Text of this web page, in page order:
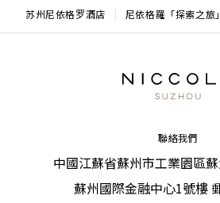
苏州尼依格罗酒店 尼依格羅「探索之旅」
聯絡我們
中國江蘇省蘇州市工業園區
蘇州國際金融中心1號樓